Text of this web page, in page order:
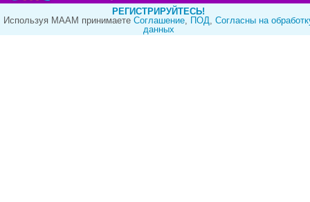
РЕГИСТРИРУЙТЕСЬ!
Используя МААМ принимаете Cоглашение, ПОД, Согласны на
данных